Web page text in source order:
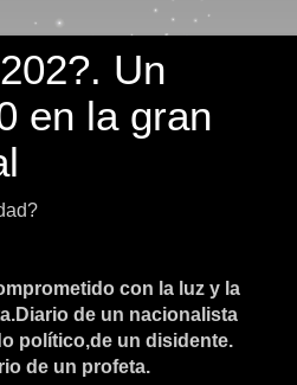
Un
en la gran
con la luz y la
de un nacionalista
político,de un disidente.
de un profeta.